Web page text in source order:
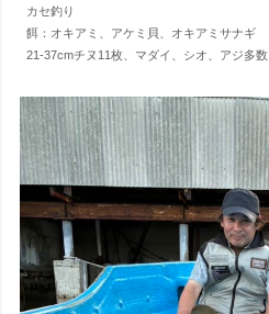
カセ釣り
餌：オキアミ、アケミ貝、オキアミサナギ
21-37cmチヌ11枚、マダイ、シオ、アジ多数